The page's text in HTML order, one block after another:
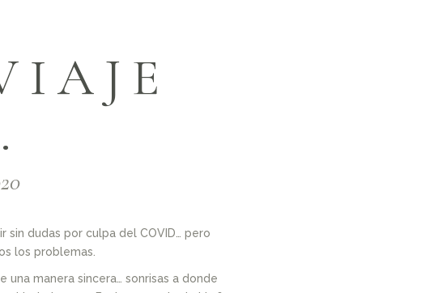
dudas por culpa del COVID… pero
los problemas.
manera sincera… sonrisas a donde